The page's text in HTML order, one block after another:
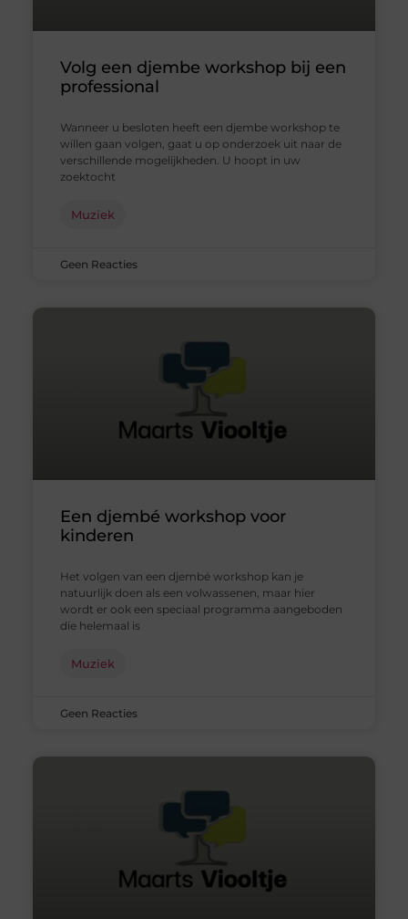
Volg een djembe workshop bij een
professional
Wanneer u besloten heeft een djembe workshop te
willen gaan volgen, gaat u op onderzoek uit naar de
verschillende mogelijkheden. U hoopt in uw
zoektocht
Muziek
Geen Reacties
Een djembé workshop voor
kinderen
Het volgen van een djembé workshop kan je
natuurlijk doen als een volwassenen, maar hier
wordt er ook een speciaal programma aangeboden
die helemaal is
Muziek
Geen Reacties